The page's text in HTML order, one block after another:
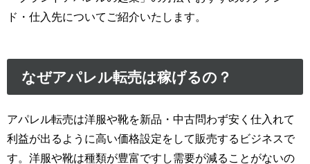
ド・仕入先についてご紹介いたします。
なぜアパレル転売は稼げるの？
アパレル転売は洋服や靴を新品・中古問わず安く仕入れて
利益が出るように高い価格設定をして販売するビジネスで
す。洋服や靴は種類が豊富ですし需要が減ることがないの